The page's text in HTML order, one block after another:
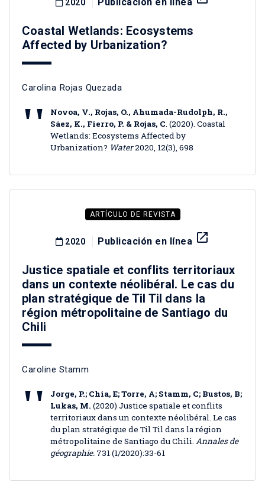
2020
Coastal Wetlands: Ecosystems
Affected by Urbanization?
Carolina Rojas Quezada
Novoa, V., Rojas, O., Ahumada-Rudolph, R.,
Sáez, K., Fierro, P. & Rojas, C. (2020). Coastal
Wetlands: Ecosystems Affected by
Urbanization? Water2020, 12(3), 698
ARTÍCULO DE REVISTA
2020 Publicación en línea launch
Justice spatiale et conflits territoriaux
dans un contexte néolibéral. Le cas du
plan stratégique de Til Til dans la
région métropolitaine de Santiago du
Chili
Caroline Stamm
Jorge, P.; Chia, E; Torre, A; Stamm, C; Bustos, B;
Lukas, M. (2020) Justice spatiale et conflits
territoriaux dans un contexte néolibéral. Le cas
du plan stratégique de Til Til dans la région
métropolitaine de Santiago du Chili. Annales de
géographie. 731 (1/2020):33-61